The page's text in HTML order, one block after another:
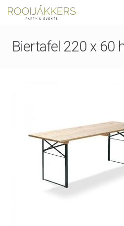
Biertafel 220 x 60